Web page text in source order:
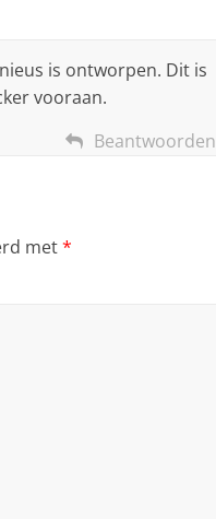
is ontworpen. Dit is
vooraan.
Beantwoorden
met*